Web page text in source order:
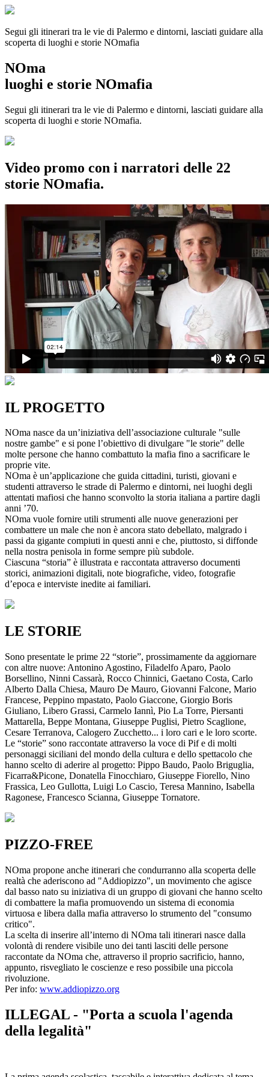
Segui gli itinerari tra le vie di Palermo e dintorni, lasciati guidare alla
scoperta di luoghi e storie NOmafia
NOma
luoghi e storie NOmafia
Segui gli itinerari tra le vie di Palermo e dintorni, lasciati guidare alla
scoperta di luoghi e storie NOmafia.
Video promo con i narratori delle 22
storie NOmafia.
IL PROGETTO
NOma nasce da un’iniziativa dell’associazione culturale "sulle
nostre gambe" e si pone l’obiettivo di divulgare "le storie" delle
molte persone che hanno combattuto la mafia fino a sacrificare le
proprie vite.
NOma è un’applicazione che guida cittadini, turisti, giovani e
studenti attraverso le strade di Palermo e dintorni, nei luoghi degli
attentati mafiosi che hanno sconvolto la storia italiana a partire dagli
anni ’70.
NOma vuole fornire utili strumenti alle nuove generazioni per
combattere un male che non è ancora stato debellato, malgrado i
passi da gigante compiuti in questi anni e che, piuttosto, si diffonde
nella nostra penisola in forme sempre più subdole.
Ciascuna “storia” è illustrata e raccontata attraverso documenti
storici, animazioni digitali, note biografiche, video, fotografie
d’epoca e interviste inedite ai familiari.
LE STORIE
Sono presentate le prime 22 “storie”, prossimamente da aggiornare
con altre nuove: Antonino Agostino, Filadelfo Aparo, Paolo
Borsellino, Ninni Cassarà, Rocco Chinnici, Gaetano Costa, Carlo
Alberto Dalla Chiesa, Mauro De Mauro, Giovanni Falcone, Mario
Francese, Peppino mpastato, Paolo Giaccone, Giorgio Boris
Giuliano, Libero Grassi, Carmelo Iannì, Pio La Torre, Piersanti
Mattarella, Beppe Montana, Giuseppe Puglisi, Pietro Scaglione,
Cesare Terranova, Calogero Zucchetto... i loro cari e le loro scorte.
Le “storie” sono raccontate attraverso la voce di Pif e di molti
personaggi siciliani del mondo della cultura e dello spettacolo che
hanno scelto di aderire al progetto: Pippo Baudo, Paolo Briguglia,
Ficarra&Picone, Donatella Finocchiaro, Giuseppe Fiorello, Nino
Frassica, Leo Gullotta, Luigi Lo Cascio, Teresa Mannino, Isabella
Ragonese, Francesco Scianna, Giuseppe Tornatore.
PIZZO-FREE
NOma propone anche itinerari che condurranno alla scoperta delle
realtà che aderiscono ad "Addiopizzo", un movimento che agisce
dal basso nato su iniziativa di un gruppo di giovani che hanno scelto
di combattere la mafia promuovendo un sistema di economia
virtuosa e libera dalla mafia attraverso lo strumento del "consumo
critico".
La scelta di inserire all’interno di NOma tali itinerari nasce dalla
volontà di rendere visibile uno dei tanti lasciti delle persone
raccontate da NOma che, attraverso il proprio sacrificio, hanno,
appunto, risvegliato le coscienze e reso possibile una piccola
rivoluzione.
Per info: www.addiopizzo.org
ILLEGAL - "Porta a scuola l'agenda
della legalità"